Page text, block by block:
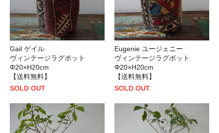
Gail ゲイル
ヴィンテージラグポット
Φ20×H20cm
【送料無料】
SOLD OUT
Eugenie ユージェニー
ヴィンテージラグポット
Φ20×H20cm
【送料無料】
SOLD OUT